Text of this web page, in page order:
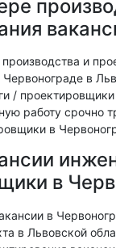
и
Червонограде в
/
работу срочно
в
в
в
в Львовской